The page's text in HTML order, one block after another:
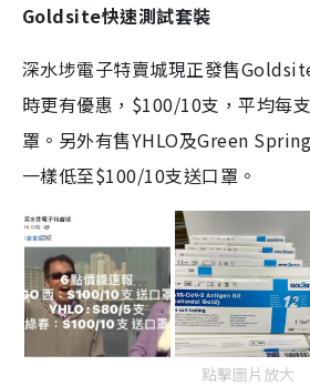
Goldsite快速測試套裝
深水埗電子特賣城現正發售
時更有優惠，$100/10支，平均每
罩。另外有售YHLO及Green
一樣低至$100/10支送口罩。
點擊圖片放大